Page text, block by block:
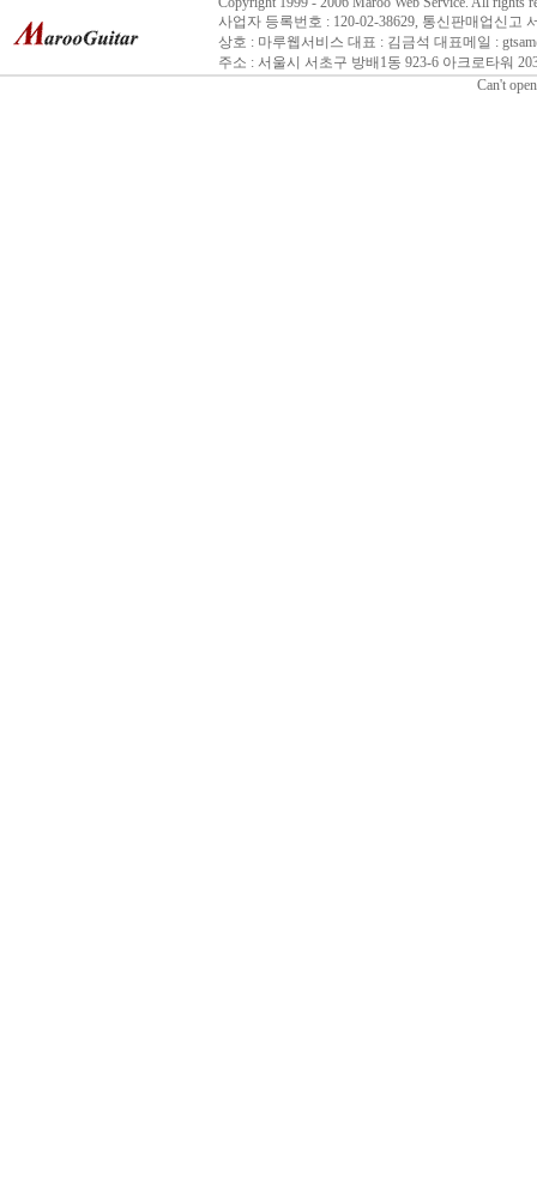
사업자 등록번호 : 120-02-38629, 통신판매업신고
상호 : 마루웹서비스 대표 : 김금석 대표메일 :
주소 : 서울시 서초구 방배1동 923-6 아크로타워
Can't